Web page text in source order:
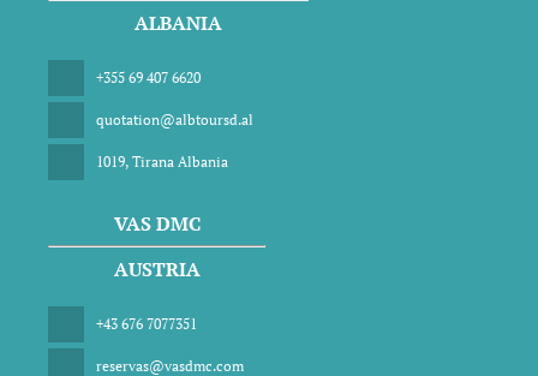
ALBANIA
+355 69 407 6620
quotation@albtoursd.al
1019, Tirana Albania
VAS DMC
AUSTRIA
+43 676 7077351
reservas@vasdmc.com